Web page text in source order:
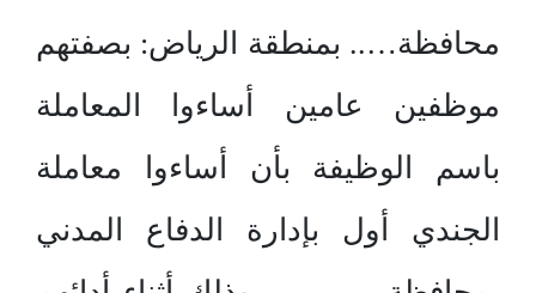
محافظة….. بمنطقة الرياض: بصفتهم
موظفين عامين أساءوا المعاملة
باسم الوظيفة بأن أساءوا معاملة
الجندي أول بإدارة الدفاع المدني